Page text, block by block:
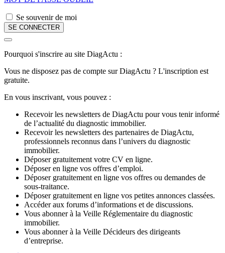
Se souvenir de moi
Pourquoi s'inscrire au site DiagActu :
Vous ne disposez pas de compte sur DiagActu ? L'inscription est
gratuite.
En vous inscrivant, vous pouvez :
Recevoir les newsletters de DiagActu pour vous tenir informé
de l’actualité du diagnostic immobilier.
Recevoir les newsletters des partenaires de DiagActu,
professionnels reconnus dans l’univers du diagnostic
immobilier.
Déposer gratuitement votre CV en ligne.
Déposer en ligne vos offres d’emploi.
Déposer gratuitement en ligne vos offres ou demandes de
sous-traitance.
Déposer gratuitement en ligne vos petites annonces classées.
Accéder aux forums d’informations et de discussions.
Vous abonner à la Veille Réglementaire du diagnostic
immobilier.
Vous abonner à la Veille Décideurs des dirigeants
d’entreprise.